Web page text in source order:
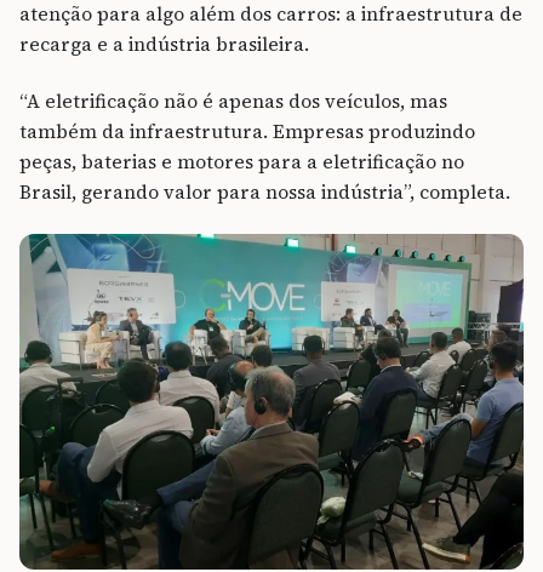
atenção para algo além dos carros: a infraestrutura de
recarga e a indústria brasileira.
“A eletrificação não é apenas dos veículos, mas
também da infraestrutura. Empresas produzindo
peças, baterias e motores para a eletrificação no
Brasil, gerando valor para nossa indústria”, completa.